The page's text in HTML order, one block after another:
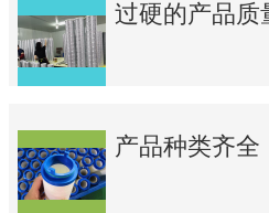
过硬的产品质
产品种类齐全